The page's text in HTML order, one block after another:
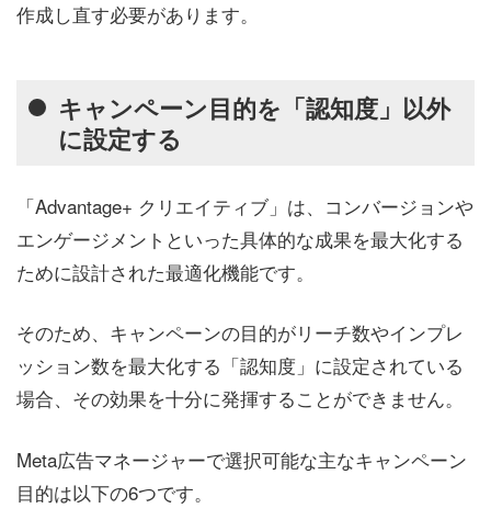
作成し直す必要があります。
キャンペーン目的を「認知度」以外
に設定する
「Advantage+ クリエイティブ」は、コンバージョンや
エンゲージメントといった具体的な成果を最大化する
ために設計された最適化機能です。
そのため、キャンペーンの目的がリーチ数やインプレ
ッション数を最大化する「認知度」に設定されている
場合、その効果を十分に発揮することができません。
Meta広告マネージャーで選択可能な主なキャンペーン
目的は以下の6つです。